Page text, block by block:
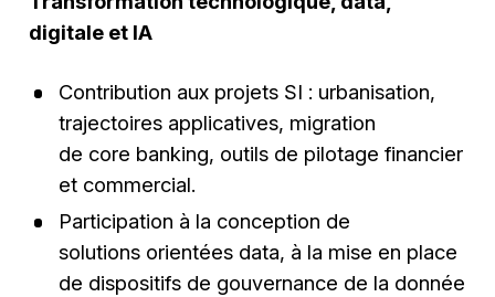
digitale et IA
Contribution aux projets SI : urbanisation,
trajectoires applicatives, migration
de core banking, outils de pilotage financier
et commercial.
Participation à la conception de
solutions orientées data, à la mise en place
de dispositifs de gouvernance de la donnée